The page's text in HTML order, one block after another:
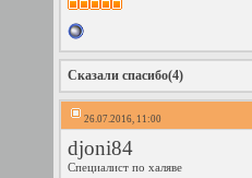
Сказали спасибо(4)
26.07.2016, 11:00
djoni84
Специалист по халяве